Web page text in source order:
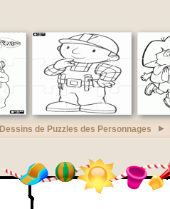
Dessins de Puzzles des Personnages